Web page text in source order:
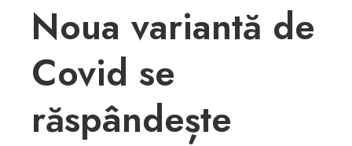
Noua variantă de
Covid se
răspândește